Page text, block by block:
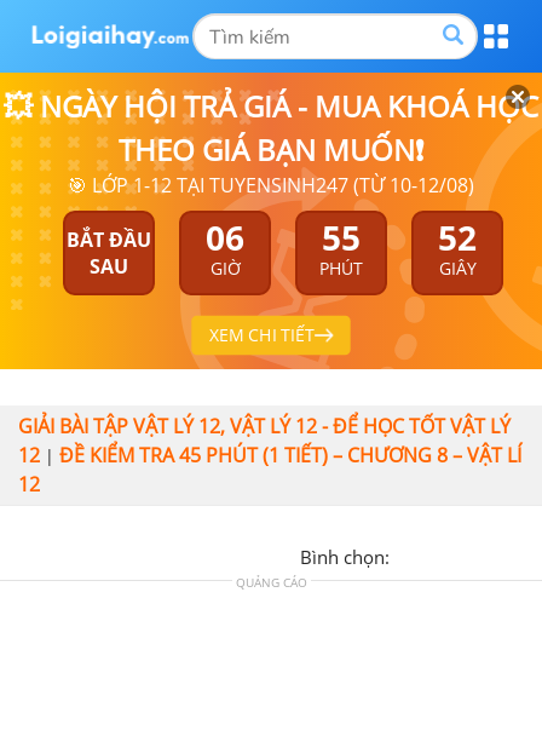
💥 NGÀY HỘI TRẢ GIÁ - MUA KHOÁ HỌC
THEO GIÁ BẠN MUỐN❗
🎯 LỚP 1-12 TẠI TUYENSINH247 (TỪ 10-12/08)
BẮT ĐẦU
SAU
06
GIỜ
55
PHÚT
52
GIÂY
XEM CHI TIẾT
GIẢI BÀI TẬP VẬT LÝ 12, VẬT LÝ 12 - ĐỂ HỌC TỐT VẬT LÝ
12 | ĐỀ KIỂM TRA 45 PHÚT (1 TIẾT) – CHƯƠNG 8 – VẬT LÍ
12
Bình chọn:
QUẢNG CÁO